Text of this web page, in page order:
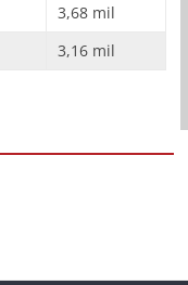
3,68 mil
3,16 mil